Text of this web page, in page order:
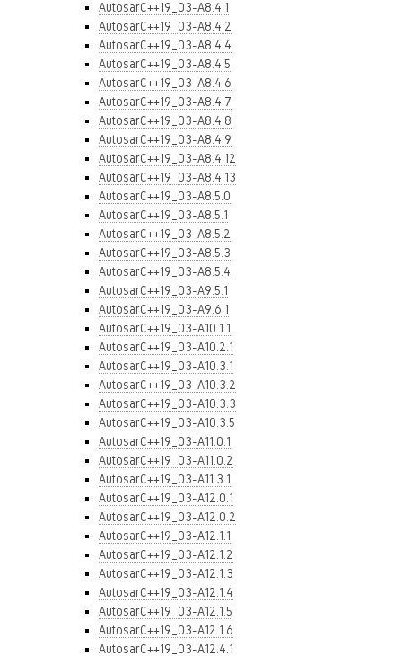
AutosarC++19_03-A8.4.1
AutosarC++19_03-A8.4.2
AutosarC++19_03-A8.4.4
AutosarC++19_03-A8.4.5
AutosarC++19_03-A8.4.6
AutosarC++19_03-A8.4.7
AutosarC++19_03-A8.4.8
AutosarC++19_03-A8.4.9
AutosarC++19_03-A8.4.12
AutosarC++19_03-A8.4.13
AutosarC++19_03-A8.5.0
AutosarC++19_03-A8.5.1
AutosarC++19_03-A8.5.2
AutosarC++19_03-A8.5.3
AutosarC++19_03-A8.5.4
AutosarC++19_03-A9.5.1
AutosarC++19_03-A9.6.1
AutosarC++19_03-A10.1.1
AutosarC++19_03-A10.2.1
AutosarC++19_03-A10.3.1
AutosarC++19_03-A10.3.2
AutosarC++19_03-A10.3.3
AutosarC++19_03-A10.3.5
AutosarC++19_03-A11.0.1
AutosarC++19_03-A11.0.2
AutosarC++19_03-A11.3.1
AutosarC++19_03-A12.0.1
AutosarC++19_03-A12.0.2
AutosarC++19_03-A12.1.1
AutosarC++19_03-A12.1.2
AutosarC++19_03-A12.1.3
AutosarC++19_03-A12.1.4
AutosarC++19_03-A12.1.5
AutosarC++19_03-A12.1.6
AutosarC++19_03-A12.4.1